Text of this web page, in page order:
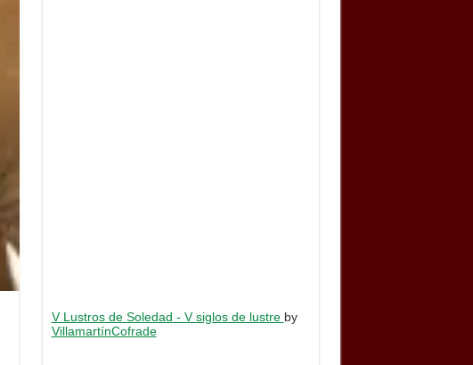
V Lustros de Soledad - V siglos de lustre by
VillamartínCofrade